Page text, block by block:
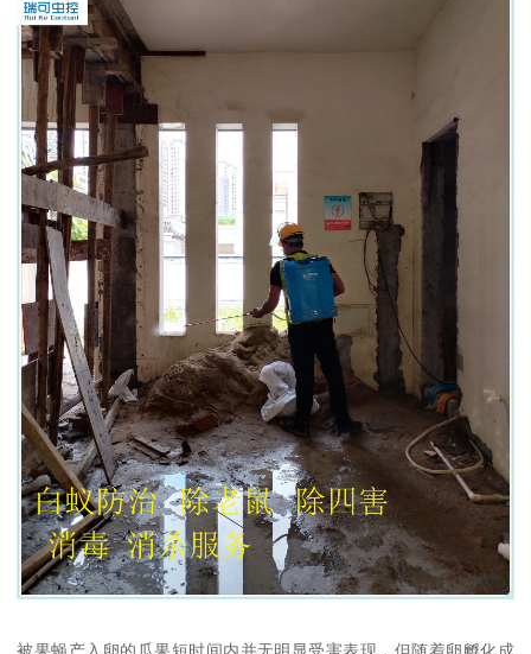
被果蝇产入卵的瓜果短时间内并无明显受害表现，但随着卵孵化成